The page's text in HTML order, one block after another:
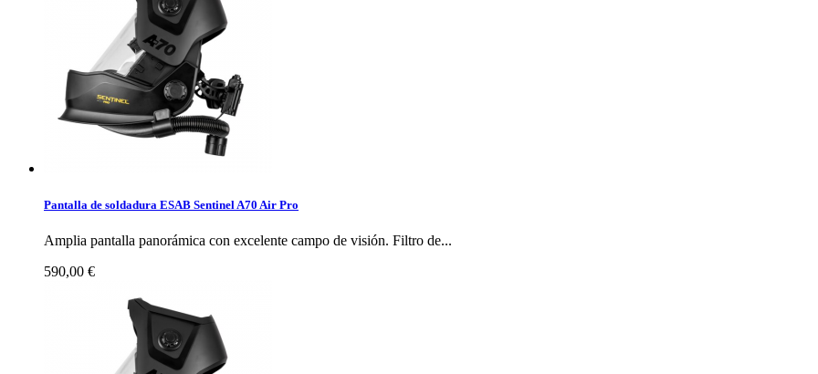
Pantalla de soldadura ESAB Sentinel A70 Air Pro
Amplia pantalla panorámica con excelente campo de visión. Filtro de...
590,00 €